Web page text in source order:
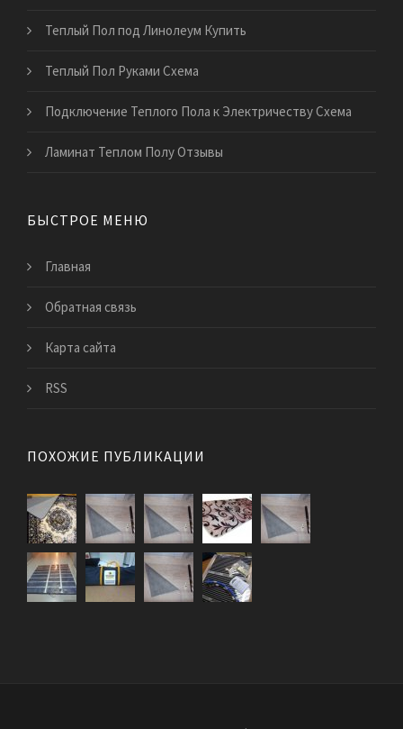
Теплый Пол под Линолеум Купить
Теплый Пол Руками Схема
Подключение Теплого Пола к Электричеству Схема
Ламинат Теплом Полу Отзывы
БЫСТРОЕ МЕНЮ
Главная
Обратная связь
Карта сайта
RSS
ПОХОЖИЕ ПУБЛИКАЦИИ